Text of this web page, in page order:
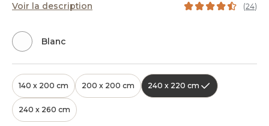
Voir la description (24)
Blanc
140 x 200 cm 200 x 200 cm 240 x 220 cm
240 x 260 cm